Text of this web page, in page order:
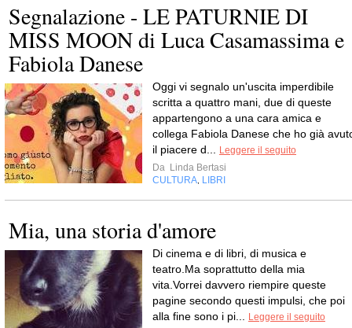
Segnalazione - LE PATURNIE DI
MISS MOON di Luca Casamassima e
Fabiola Danese
Oggi vi segnalo un'uscita imperdibile
scritta a quattro mani, due di queste
appartengono a una cara amica e
collega Fabiola Danese che ho già
il piacere d...
Leggere il seguito
Da Linda Bertasi
CULTURA LIBRI
Mia, una storia d'amore
Di cinema e di libri, di musica e
teatro.Ma soprattutto della mia
vita.Vorrei davvero riempire queste
pagine secondo questi impulsi, che poi
alla fine sono i pi...
Leggere il seguito